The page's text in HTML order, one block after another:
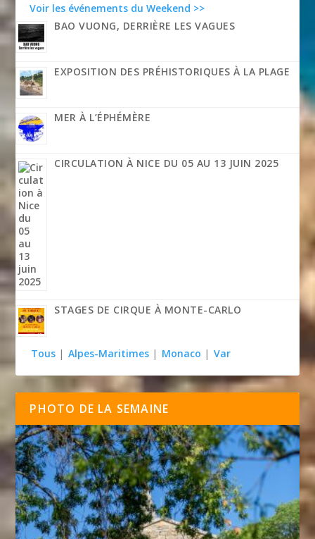
Voir les événements du Weekend >>
BAO VUONG, DERRIÈRE LES VAGUES
EXPOSITION DES PRÉHISTORIQUES À LA PLAGE
MER À L’ÉPHÉMÈRE
CIRCULATION À NICE DU 05 AU 13 JUIN 2025
STAGES DE CIRQUE À MONTE-CARLO
Tous | Alpes-Maritimes | Monaco | Var
PHOTO DE LA SEMAINE